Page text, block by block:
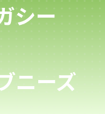
シー
ニーズ